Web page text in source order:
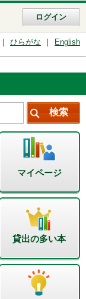
ログイン
ひらがな English
マイページ
貸出の多い本